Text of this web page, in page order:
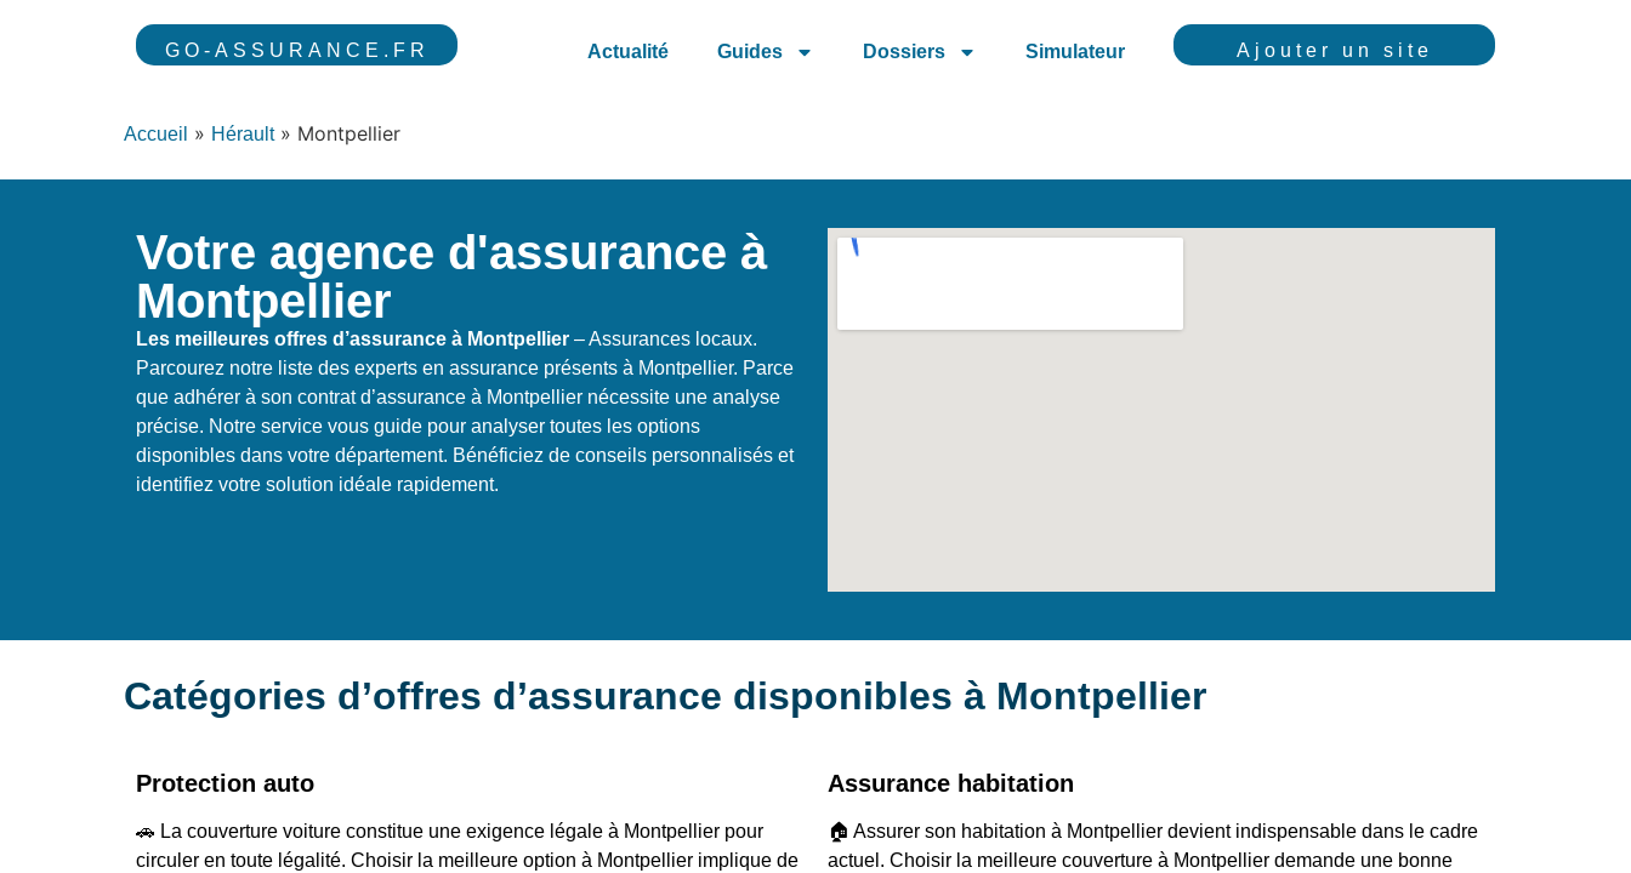
GO-ASSURANCE.FR Actualité Guides Dossiers Simulateur Ajouter un site
Accueil » Hérault» Montpellier
Votre agence d'assurance à
Montpellier
Les meilleures offres d’assurance à Montpellier – Assurances locaux.
Parcourez notre liste des experts en assurance présents à Montpellier. Parce
que adhérer à son contrat d’assurance à Montpellier nécessite une analyse
précise. Notre service vous guide pour analyser toutes les options
disponibles dans votre département. Bénéficiez de conseils personnalisés et
identifiez votre solution idéale rapidement.
Catégories d’offres d’assurance disponibles à Montpellier
Protection auto
🚗 La couverture voiture constitue une exigence légale à Montpellier pour
circuler en toute légalité. Choisir la meilleure option à Montpellier implique de
Assurance habitation
🏠 Assurer son habitation à Montpellier devient indispensable dans le cadre
actuel. Choisir la meilleure couverture à Montpellier demande une bonne